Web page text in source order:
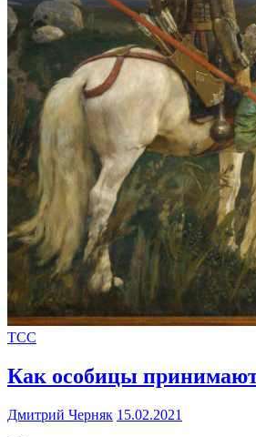
ТСС
Как особицы
Дмитрий Черняк 15.02.2021